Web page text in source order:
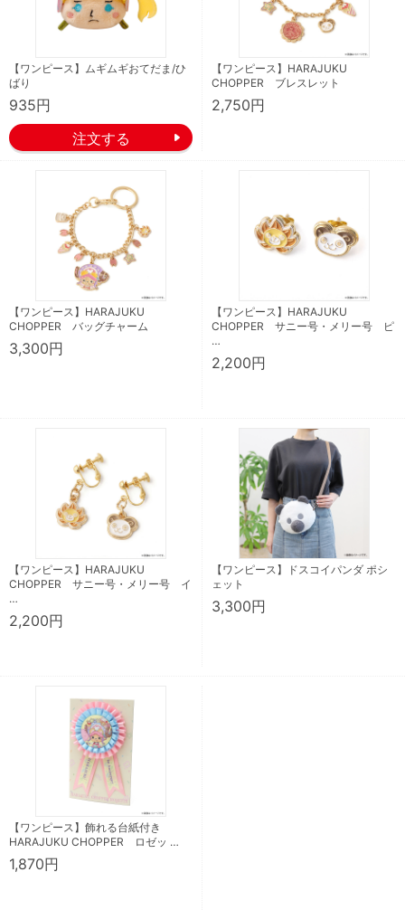
【ワンピース】ムギムギおてだま/ひ
ばり
935円
【ワンピース】HARAJUKU
CHOPPER ブレスレット
2,750円
【ワンピース】HARAJUKU
CHOPPER バッグチャーム
3,300円
【ワンピース】HARAJUKU
CHOPPER サニー号・メリー号 ピ
…
2,200円
【ワンピース】HARAJUKU
CHOPPER サニー号・メリー号 イ
…
2,200円
【ワンピース】ドスコイパンダ ポシ
ェット
3,300円
【ワンピース】飾れる台紙付き
HARAJUKU CHOPPER ロゼッ …
1,870円